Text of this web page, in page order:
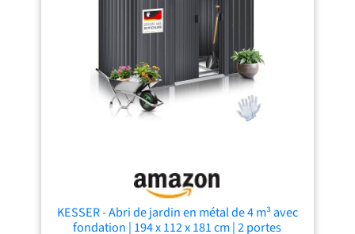
prévenant l'accumulation d'humidité et de moisissures,
tandis que le toit incliné évacue efficacement l'eau de
pluie pour éviter les accumulations. Fondation Renforcée
et Montage Simple: Il est livré avec un cadre de fondation
renforcé pour une stabilité améliorée, même par temps
orageux. Toutes les pièces sont clairement étiquetées, et
un manuel détaillé étape par étape ainsi que des gants de
montage sont inclus pour un montage rapide et sans
vélos, abri pour animaux domestiques ou enclos à
ordures. Il s'adapte à différents espaces extérieurs et
répond à tous vos besoins de rangement au quotidien.
KESSER - Abri de jardin en métal de 4 m³ avec
fondation | 194 x 112 x 181 cm | 2 portes